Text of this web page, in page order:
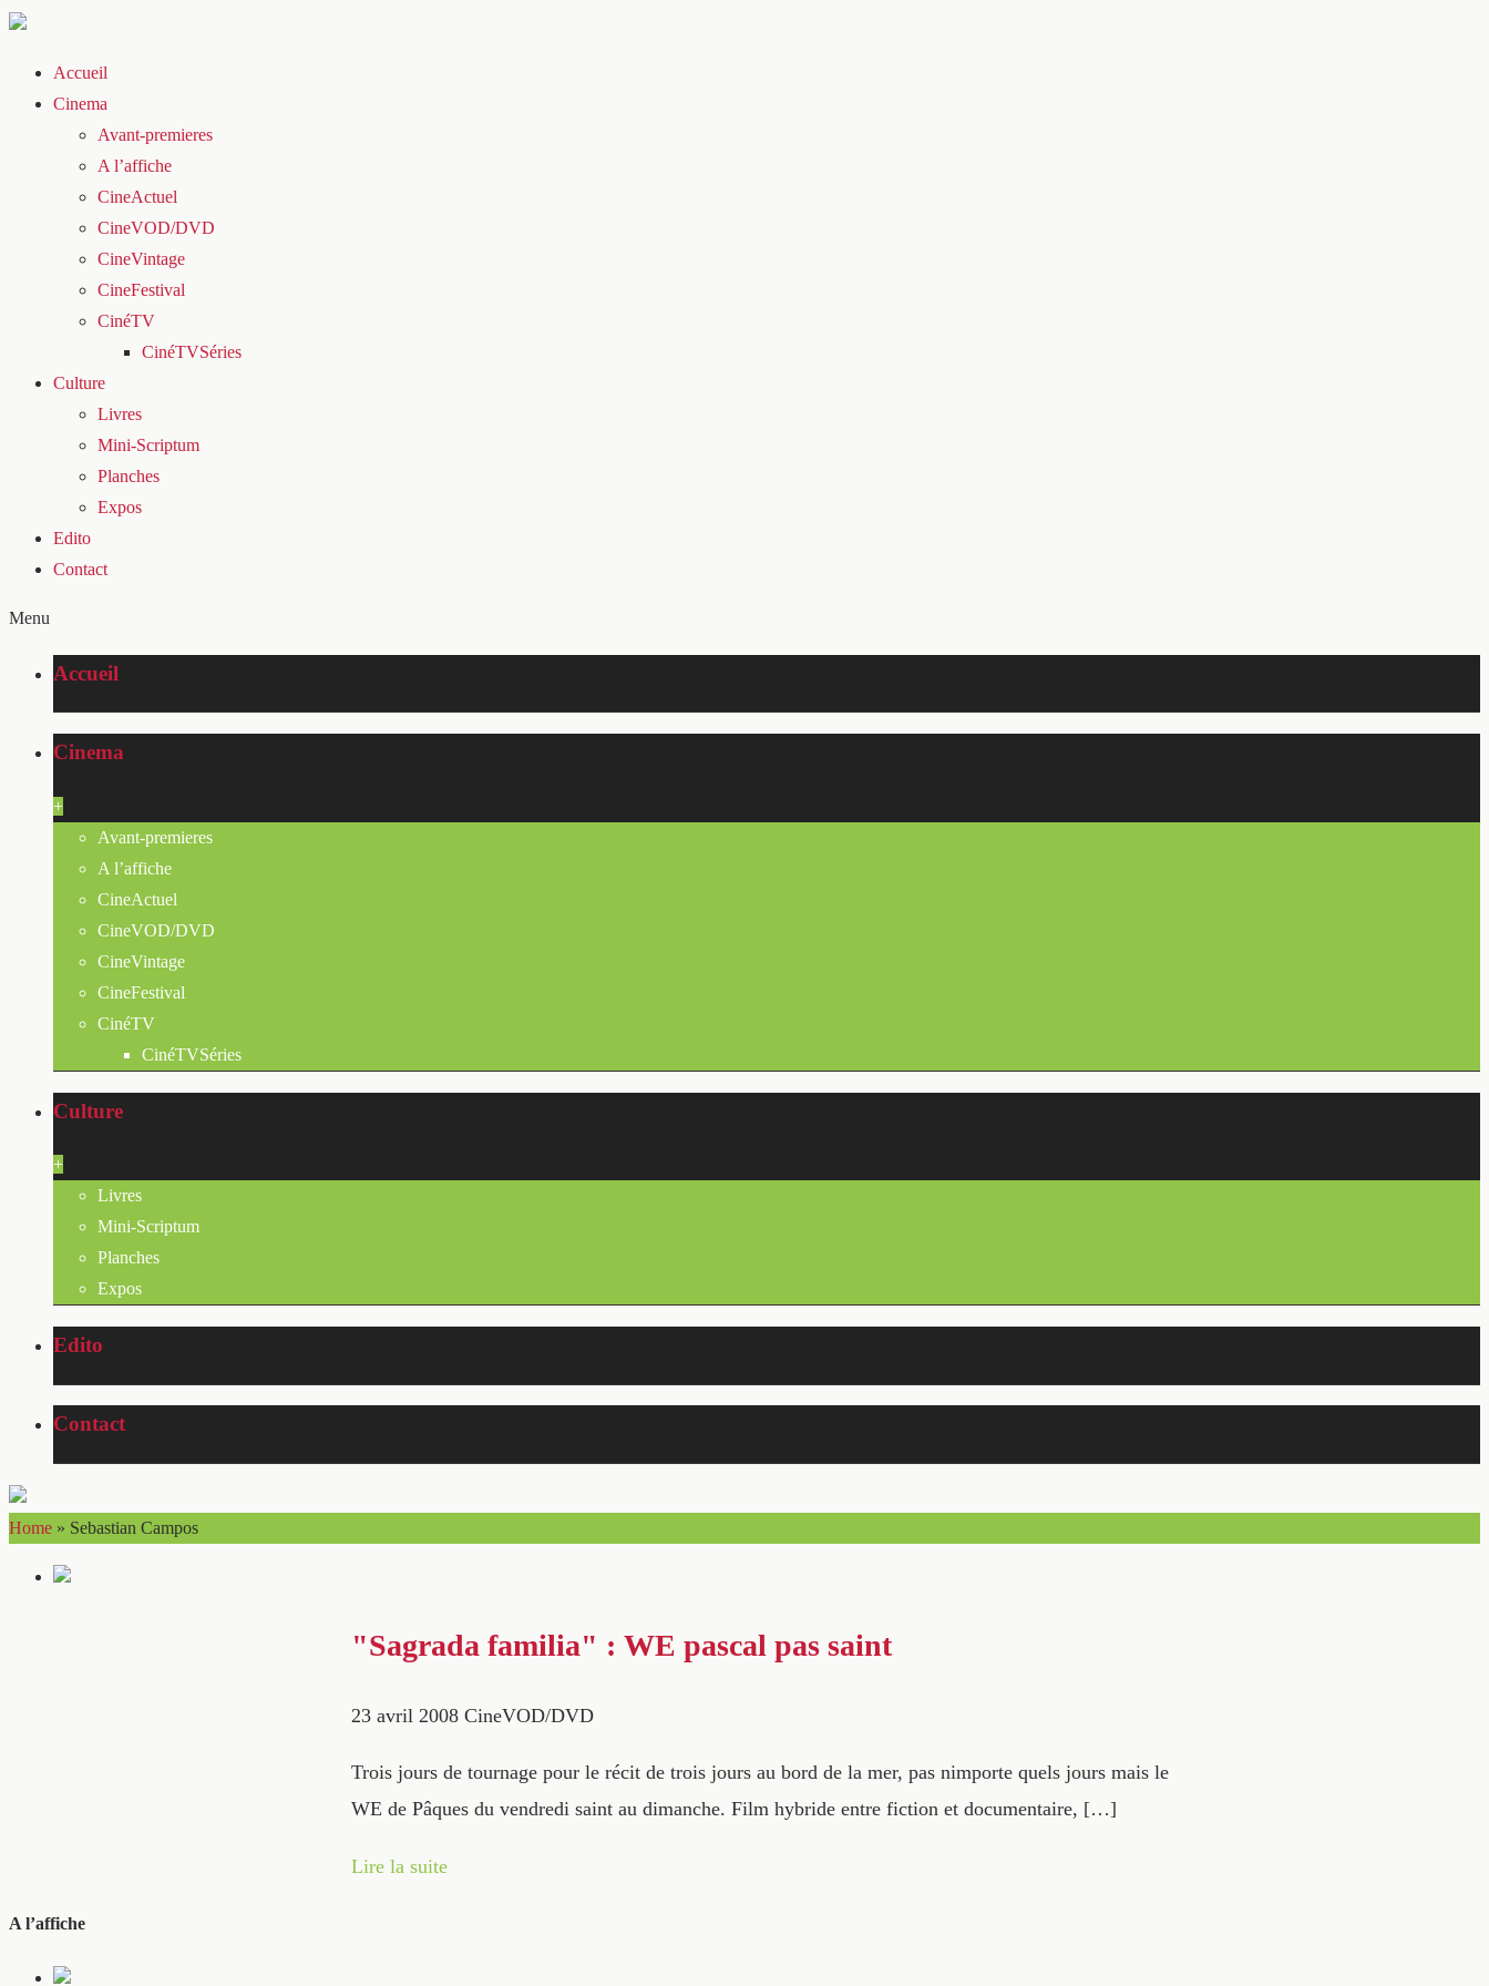
Accueil
Cinema
Avant-premieres
A l’affiche
CineActuel
CineVOD/DVD
CineVintage
CineFestival
CinéTV
CinéTVSéries
Culture
Livres
Mini-Scriptum
Planches
Expos
Edito
Contact
Menu
Accueil
Cinema
+
Avant-premieres
A l’affiche
CineActuel
CineVOD/DVD
CineVintage
CineFestival
CinéTV
CinéTVSéries
Culture
+
Livres
Mini-Scriptum
Planches
Expos
Edito
Contact
Home » Sebastian Campos
"Sagrada familia" : WE pascal pas saint
23 avril 2008 CineVOD/DVD
Trois jours de tournage pour le récit de trois jours au bord de la mer, pas nimporte quels jours mais le
WE de Pâques du vendredi saint au dimanche. Film hybride entre fiction et documentaire, […]
Lire la suite
A l’affiche